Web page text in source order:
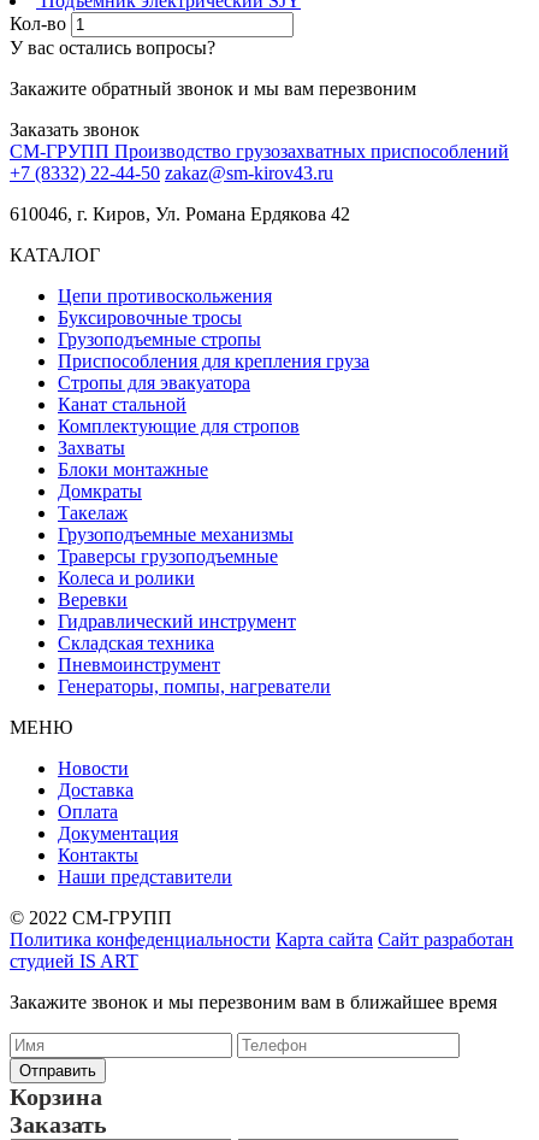
Кол-во
У вас остались вопросы?
Закажите обратный звонок и мы вам перезвоним
Заказать звонок
СМ-ГРУПП Производство грузозахватных приспособлений
+7 (8332) 22-44-50 zakaz@sm-kirov43.ru
610046, г. Киров, Ул. Романа Ердякова 42
КАТАЛОГ
Цепи противоскольжения
Буксировочные тросы
Грузоподъемные стропы
Приспособления для крепления груза
Стропы для эвакуатора
Канат стальной
Комплектующие для стропов
Захваты
Блоки монтажные
Домкраты
Такелаж
Грузоподъемные механизмы
Траверсы грузоподъемные
Колеса и ролики
Веревки
Гидравлический инструмент
Складская техника
Пневмоинструмент
Генераторы, помпы, нагреватели
МЕНЮ
Новости
Доставка
Оплата
Документация
Контакты
Наши представители
© 2022 СМ-ГРУПП
Политика конфеденциальности Карта сайта Сайт разработан
студией IS ART
Закажите звонок и мы перезвоним вам в ближайшее время
Корзина
Заказать